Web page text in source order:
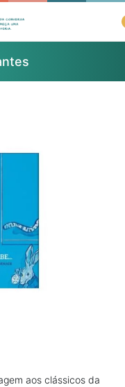
aos clássicos da